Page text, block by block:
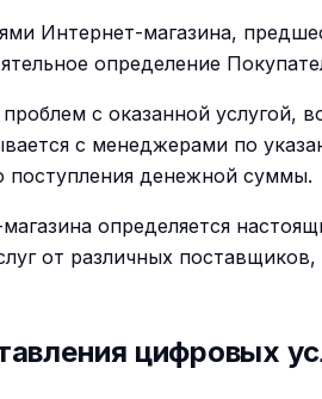
Интернет-магазина,
определение
с оказанной услугой,
с менеджерами по
поступления денежной суммы.
определяется
от различных
цифровых